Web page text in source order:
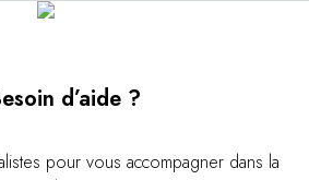
d’aide ?
pour vous accompagner dans la
et d'histoire, mais aussi de plaisirs